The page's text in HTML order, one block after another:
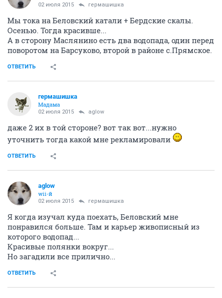
02 июля 2015 гермашишка
Мы тока на Беловский катали + Бердские скалы.
Осенью. Тогда красивше...
А в сторону Маслянино есть два водопада, один перед
поворотом на Барсуково, второй в районе с.Прямское.
ОТВЕТИТЬ
гермашишка
Мадама
02 июля 2015 aglow
даже 2 их в той стороне? вот так вот...нужно
уточнить тогда какой мне рекламировали
ОТВЕТИТЬ
aglow
wii-й
02 июля 2015 гермашишка
Я когда изучал куда поехать, Беловский мне
понравился больше. Там и карьер живописный из
которого водопад...
Красивые полянки вокруг...
Но загадили все прилично...
ОТВЕТИТЬ